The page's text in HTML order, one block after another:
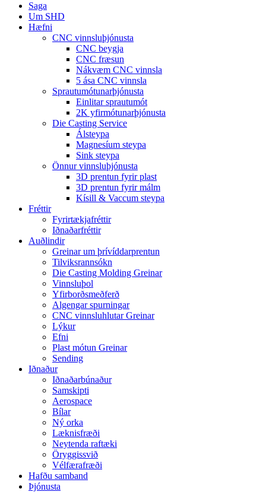
Saga
Um SHD
Hæfni
CNC vinnsluþjónusta
CNC beygja
CNC fræsun
Nákvæm CNC vinnsla
5 ása CNC vinnsla
Sprautumótunarþjónusta
Einlitar sprautumót
2K yfirmótunarþjónusta
Die Casting Service
Álsteypa
Magnesíum steypa
Sink steypa
Önnur vinnsluþjónusta
3D prentun fyrir plast
3D prentun fyrir málm
Kísill & Vaccum steypa
Fréttir
Fyrirtækjafréttir
Iðnaðarfréttir
Auðlindir
Greinar um þrívíddarprentun
Tilviksrannsókn
Die Casting Molding Greinar
Vinnsluþol
Yfirborðsmeðferð
Algengar spurningar
CNC vinnsluhlutar Greinar
Lýkur
Efni
Plast mótun Greinar
Sending
Iðnaður
Iðnaðarbúnaður
Samskipti
Aerospace
Bílar
Ný orka
Læknisfræði
Neytenda raftæki
Öryggissvið
Vélfærafræði
Hafðu samband
Þjónusta